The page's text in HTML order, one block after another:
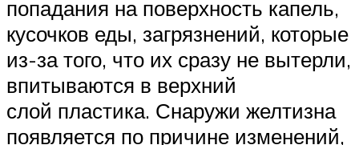
попадания на поверхность капель,
кусочков еды, загрязнений, которые
из-за того, что их сразу не вытерли,
впитываются в верхний
слой пластика. Снаружи желтизна
появляется по причине изменений,